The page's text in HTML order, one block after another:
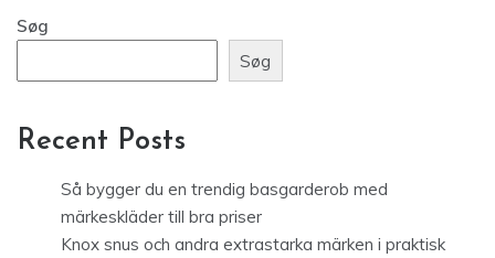
Søg
Søg
Recent Posts
Så bygger du en trendig basgarderob med
märkeskläder till bra priser
Knox snus och andra extrastarka märken i praktisk